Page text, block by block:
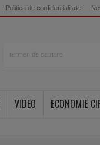
Politica de confidentialitate
VIDEO
ECONOMIE